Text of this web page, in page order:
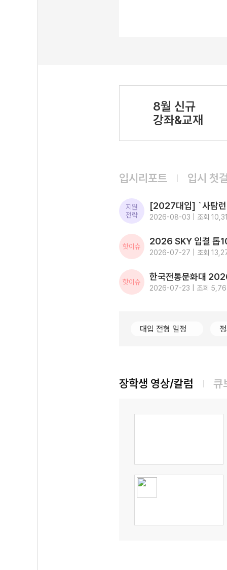
8월 신규
강좌&교재
입시리포트 입시 첫
지원
전략
2026-08-03 | 조회
핫이슈
2026-07-27 | 조회
핫이슈
2026-07-23 | 조회
대입 전형 일정
장학생 영상/칼럼 큐